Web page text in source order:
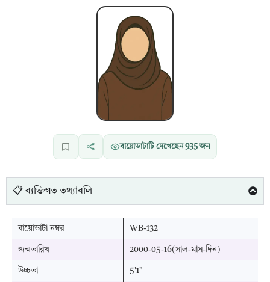
বায়োডাটাটি দেখেছেন935জন
📋 ব্যক্তিগত তথ্যাবলি
বায়োডাটা নম্বর WB-132
জন্মতারিখ 2000-05-16(সাল-মাস-দিন)
উচ্চতা 5'1"